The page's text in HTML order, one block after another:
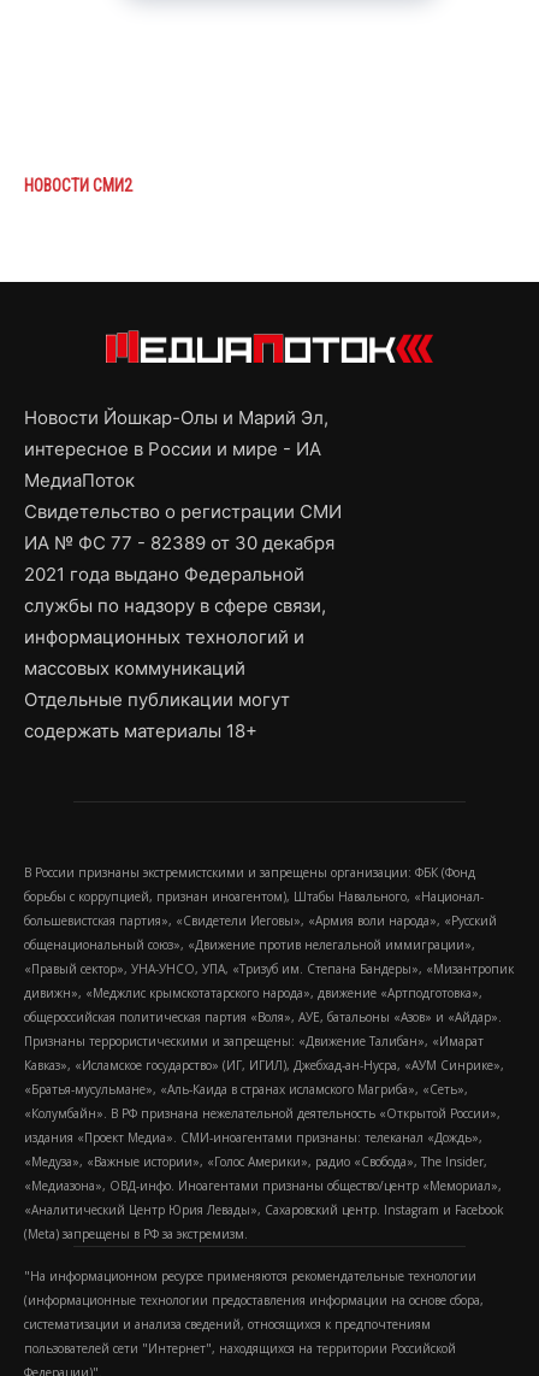
НОВОСТИ СМИ2
Новости Йошкар-Олы и Марий Эл,
интересное в России и мире - ИА
МедиаПоток
Свидетельство о регистрации СМИ
ИА № ФС 77 - 82389 от 30 декабря
2021 года выдано Федеральной
службы по надзору в сфере связи,
информационных технологий и
массовых коммуникаций
Отдельные публикации могут
содержать материалы 18+
В России признаны экстремистскими и запрещены организации: ФБК (Фонд
борьбы с коррупцией, признан иноагентом), Штабы Навального, «Национал-
большевистская партия», «Свидетели Иеговы», «Армия воли народа», «Русский
общенациональный союз», «Движение против нелегальной иммиграции»,
«Правый сектор», УНА-УНСО, УПА, «Тризуб им. Степана Бандеры», «Мизантропик
дивижн», «Меджлис крымскотатарского народа», движение «Артподготовка»,
общероссийская политическая партия «Воля», АУЕ, батальоны «Азов» и «Айдар».
Признаны террористическими и запрещены: «Движение Талибан», «Имарат
Кавказ», «Исламское государство» (ИГ, ИГИЛ), Джебхад-ан-Нусра, «АУМ Синрике»,
«Братья-мусульмане», «Аль-Каида в странах исламского Магриба», «Сеть»,
«Колумбайн». В РФ признана нежелательной деятельность «Открытой России»,
издания «Проект Медиа». СМИ-иноагентами признаны: телеканал «Дождь»,
«Медуза», «Важные истории», «Голос Америки», радио «Свобода», The Insider,
«Медиазона», ОВД-инфо. Иноагентами признаны общество/центр «Мемориал»,
«Аналитический Центр Юрия Левады», Сахаровский центр. Instagram и Facebook
(Metа) запрещены в РФ за экстремизм.
"На информационном ресурсе применяются рекомендательные технологии
(информационные технологии предоставления информации на основе сбора,
систематизации и анализа сведений, относящихся к предпочтениям
пользователей сети "Интернет", находящихся на территории Российской